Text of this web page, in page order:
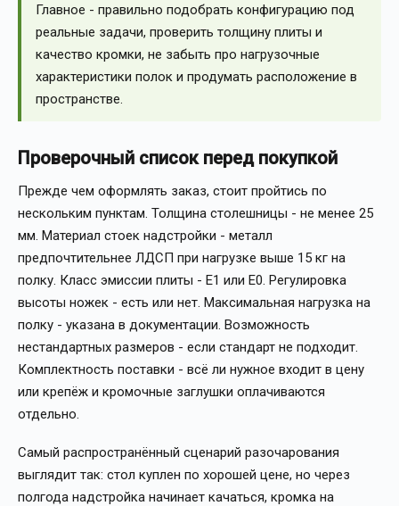
Главное - правильно подобрать конфигурацию под
реальные задачи, проверить толщину плиты и
качество кромки, не забыть про нагрузочные
характеристики полок и продумать расположение в
пространстве.
Проверочный список перед покупкой
Прежде чем оформлять заказ, стоит пройтись по
нескольким пунктам. Толщина столешницы - не менее 25
мм. Материал стоек надстройки - металл
предпочтительнее ЛДСП при нагрузке выше 15 кг на
полку. Класс эмиссии плиты - Е1 или Е0. Регулировка
высоты ножек - есть или нет. Максимальная нагрузка на
полку - указана в документации. Возможность
нестандартных размеров - если стандарт не подходит.
Комплектность поставки - всё ли нужное входит в цену
или крепёж и кромочные заглушки оплачиваются
отдельно.
Самый распространённый сценарий разочарования
выглядит так: стол куплен по хорошей цене, но через
полгода надстройка начинает качаться, кромка на